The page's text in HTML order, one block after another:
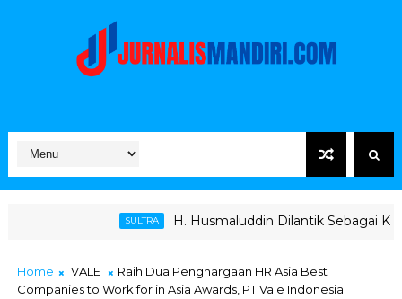
H. Husmaluddin Dilantik Sebagai Ketua KONI,
Home VALE
Raih Dua Penghargaan HR Asia Best
Companies to Work for in Asia Awards, PT Vale Indonesia